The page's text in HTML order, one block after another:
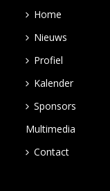
Home
Nieuws
Profiel
Kalender
Sponsors
Multimedia
Contact